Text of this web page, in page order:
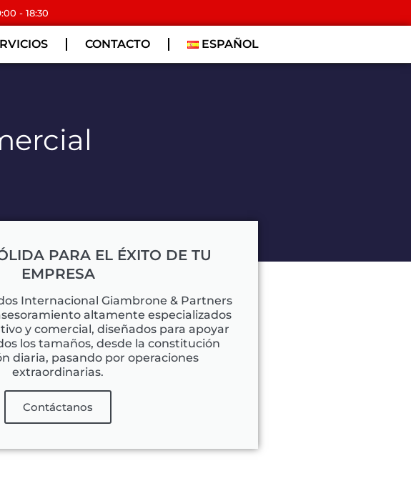
- 18:30
CONTACTO ESPAÑOL
PARA EL ÉXITO DE TU
EMPRESA
Internacional Giambrone & Partners
altamente especializados
y comercial, diseñados para apoyar
los tamaños, desde la constitución
diaria, pasando por operaciones
extraordinarias.
Contáctanos